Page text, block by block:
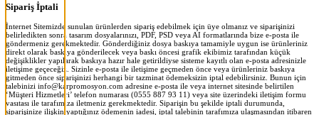
Sipariş İptali
İnternet Sitemizde sunulan ürünlerden sipariş edebilmek için üye olmanız ve siparişinizi
belirledikten sonra tasarım dosyalarınızı, PDF, PSD veya AI formatlarında bize e-posta ile
göndermeniz gerekmektedir. Gönderdiğiniz dosya baskıya tamamiyle uygun ise ürünleriniz
direkt olarak baskıya gönderilecek veya baskı öncesi grafik ekibimiz tarafından küçük
değişiklikler yapılarak baskıya hazır hale getirildiyse sisteme kayıtlı olan e-posta adresinizle
iletişime geçeceğiz. Sizinle e-posta ile iletişime geçmeden önce veya ürünleriniz baskıya
gitmeden önce siparişinizi herhangi bir tazminat ödemeksizin iptal edebilirsiniz. Bunun için
talebinizi info@karpromosyon.com adresine e-posta ile veya internet sitesinde belirtilen
‘Müşteri Hizmetleri’ telefon numarası (0555 887 93 11) veya site üzerindeki iletişim formu
vasıtası ile tarafımıza iletmeniz gerekmektedir. Siparişin bu şekilde iptali durumunda,
siparişinize ilişkin yaptığınız ödemenin iadesi, iptal talebinin tarafımıza ulaşmasından itibaren